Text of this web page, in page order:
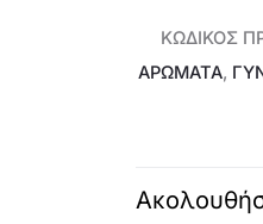
ΚΩΔΙΚΌΣ
ΑΡΩΜΑΤΑ,